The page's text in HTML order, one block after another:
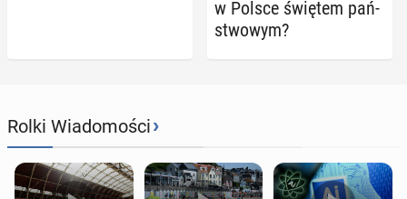
w Polsce świętem pań­
stwo­wym?
Rolki Wiadomości›